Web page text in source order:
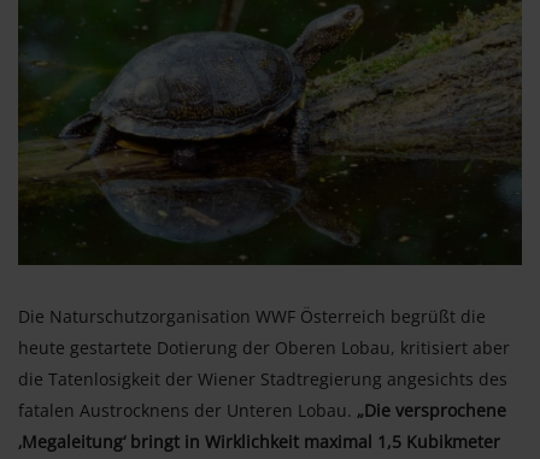
Die Naturschutzorganisation WWF Österreich begrüßt die
heute gestartete Dotierung der Oberen Lobau, kritisiert aber
die Tatenlosigkeit der Wiener Stadtregierung angesichts des
fatalen Austrocknens der Unteren Lobau. „Die versprochene
‚Megaleitung‘ bringt in Wirklichkeit maximal 1,5 Kubikmeter